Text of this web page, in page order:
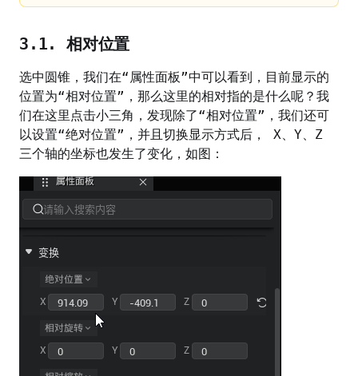
3.1. 相对位置
选中圆锥，我们在“属性面板”中可以看到，目前显示的
位置为“相对位置”，那么这里的相对指的是什么呢？我
们在这里点击小三角，发现除了“相对位置”，我们还可
以设置“绝对位置”，并且切换显示方式后， X、Y、Z
三个轴的坐标也发生了变化，如图：